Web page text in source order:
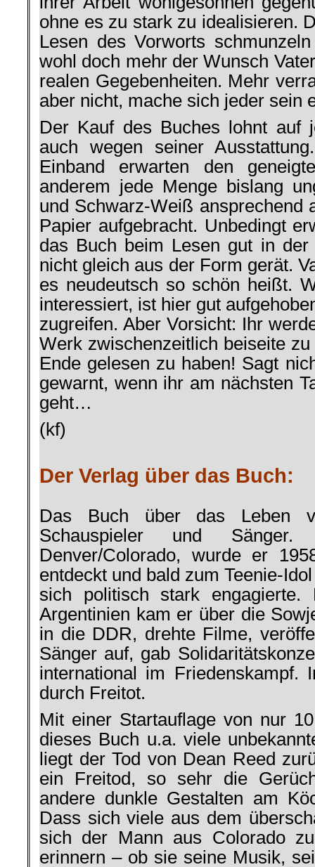
ohne es zu stark zu idealisieren.
Lesen des Vorworts
wohl doch mehr der Wunsch
realen Gegebenheiten. Mehr
aber nicht, mache sich jeder sein
Der Kauf des Buches lohnt auf
auch wegen seiner
Einband erwarten den
anderem jede Menge bislang
und Schwarz-Weiß ansprechend
Papier aufgebracht. Unbedingt
das Buch beim Lesen gut in
nicht gleich aus der Form gerät.
es neudeutsch so schön heißt.
interessiert, ist hier gut
zugreifen. Aber Vorsicht: Ihr
Werk zwischenzeitlich beiseite
Ende gelesen zu haben! Sagt
gewarnt, wenn ihr am nächsten
geht…
(kf)
Der Verlag über das Buch:
Das Buch über das Leben
Schauspieler und
Denver/Colorado, wurde er
entdeckt und bald zum Teenie-
sich politisch stark engagierte.
Argentinien kam er über die
in die DDR, drehte Filme,
Sänger auf, gab
international im Friedenskampf.
durch Freitot.
Mit einer Startauflage von nur
dieses Buch u.a. viele
liegt der Tod von Dean Reed
ein Freitod, so sehr die
andere dunkle Gestalten am
Dass sich viele aus dem
sich der Mann aus Colorado
erinnern – ob sie seine Musik,